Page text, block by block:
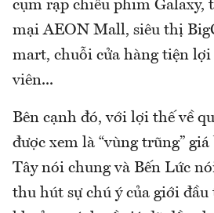
cụm rạp chiếu phim Galaxy,
mại AEON Mall, siêu thị
mart, chuỗi cửa hàng tiện lợi
viên...
Bên cạnh đó, với lợi thế về
được xem là “vùng trũng”
Tây nói chung và Bến Lức
thu hút sự chú ý của giới đầu